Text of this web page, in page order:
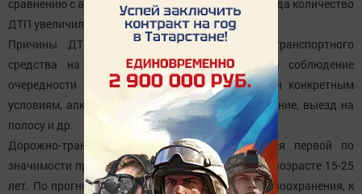
сравнению с аналогичным периодом прошлого года количество
ДТП увеличилось на 7.7 %.
Причины ДТП - нарушение расположения транспортного
средства на проезжей части автодороги, не соблюдение
очередности проезда, не соответствие скорости конкретным
условиям, алкогольное опьянение , маневрирование, выезд на
полосу и др.
Дорожно-транспортные происшествия являются первой по
значимости причиной смерти молодых людей в возрасте 15-25
лет. По прогнозам Всемирной организации здравоохранения, к